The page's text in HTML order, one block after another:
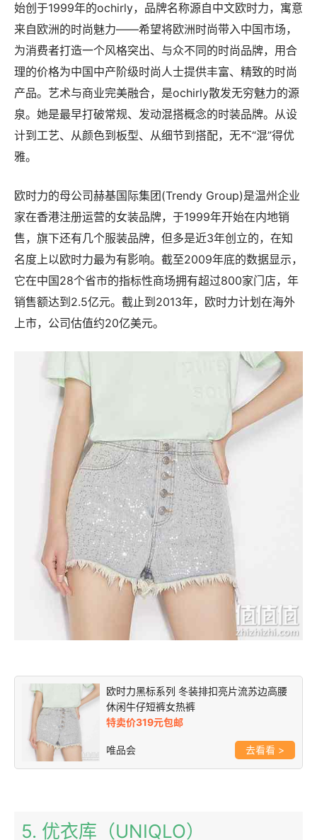
始创于1999年的ochirly，品牌名称源自中文欧时力，寓意
来自欧洲的时尚魅力——希望将欧洲时尚带入中国市场，
为消费者打造一个风格突出、与众不同的时尚品牌，用合
理的价格为中国中产阶级时尚人士提供丰富、精致的时尚
产品。艺术与商业完美融合，是ochirly散发无穷魅力的源
泉。她是最早打破常规、发动混搭概念的时装品牌。从设
计到工艺、从颜色到板型、从细节到搭配，无不“混”得优
雅。
欧时力的母公司赫基国际集团(Trendy Group)是温州企业
家在香港注册运营的女装品牌，于1999年开始在内地销
售，旗下还有几个服装品牌，但多是近3年创立的，在知
名度上以欧时力最为有影响。截至2009年底的数据显示，
它在中国28个省市的指标性商场拥有超过800家门店，年
销售额达到2.5亿元。截止到2013年，欧时力计划在海外
上市，公司估值约20亿美元。
欧时力黑标系列 冬装排扣亮片流苏边高腰
休闲牛仔短裤女热裤
特卖价319元包邮
唯品会 >
5. 优衣库（UNIQLO）